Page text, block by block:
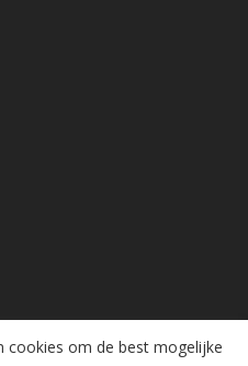
cookies om de best mogelijke